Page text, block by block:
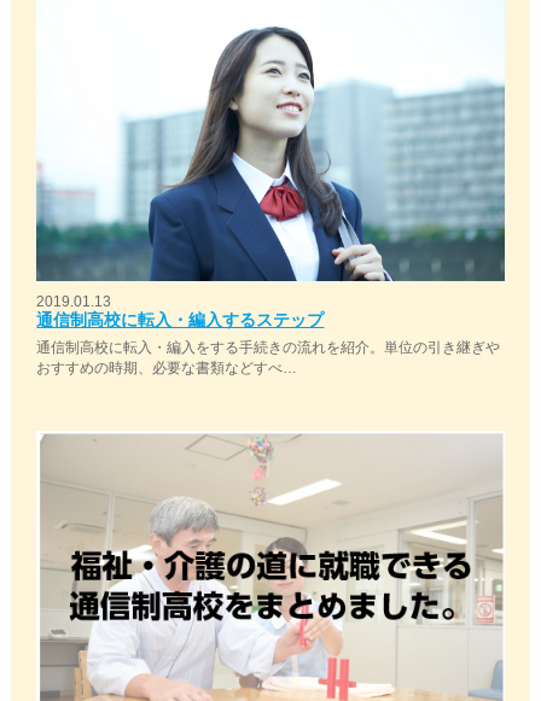
2019.01.13
通信制高校に転入・編入するステップ
通信制高校に転入・編入をする手続きの流れを紹介。単位の引き継ぎや
おすすめの時期、必要な書類などすべ…